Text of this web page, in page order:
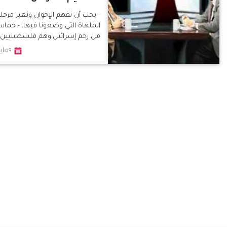
- يجب أن نفهم الإخوان ونعبر
الملهاة التي وضعونا فيها. -
من رحم إسرائيل.وهم فلسطينيين
اسمًا - أمريكا عليها إيجاد طريق٩مايو٢٠١٣